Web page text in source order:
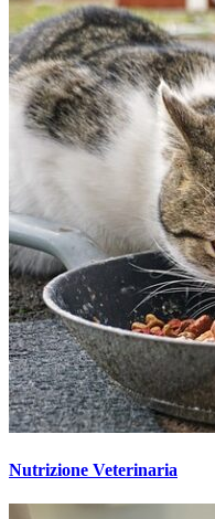
Nutrizione Veterinaria